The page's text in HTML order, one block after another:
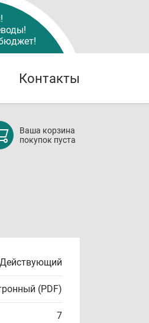
Контакты
Ваша корзина
покупок пуста
Действующий
(PDF)
7